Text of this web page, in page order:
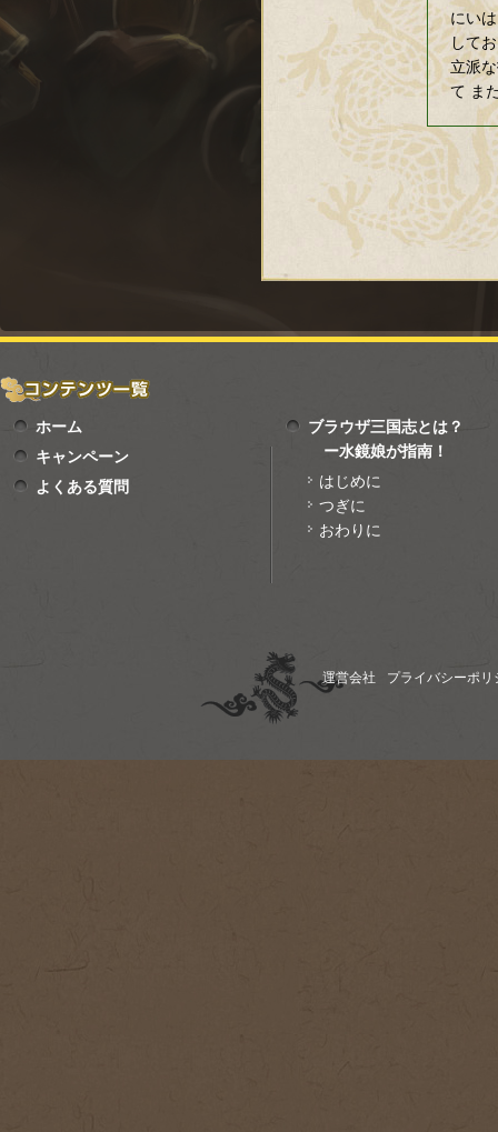
にい
して
立派
て ま
ホーム
キャンペーン
よくある質問
ブラウザ三国志とは？
ー水鏡娘が指南！
はじめに
つぎに
おわりに
運営会社 プライバシーポリ